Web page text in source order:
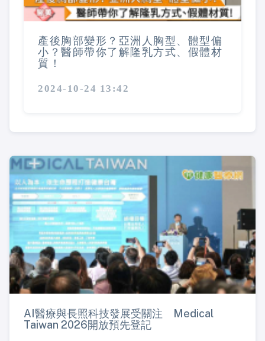
產後胸部變形？亞洲人胸型、體型偏
小？醫師帶你了解隆乳方式、假體材
質！
2024-10-24 13:42
AI醫療與長照科技發展受關注 Medical
Taiwan 2026開放預先登記